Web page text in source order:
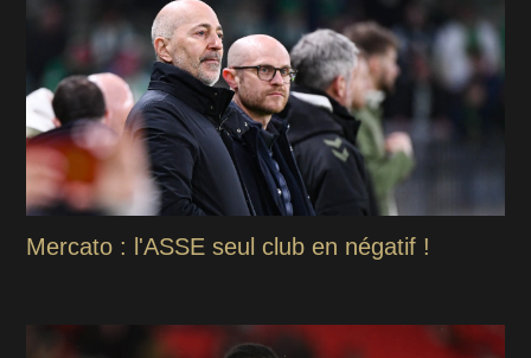
Mercato : l'ASSE seul club en négatif !